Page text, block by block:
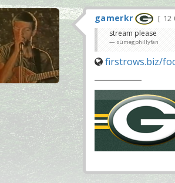
gamerkr
12
stream please
sümegphillyfan
firstrows.biz/